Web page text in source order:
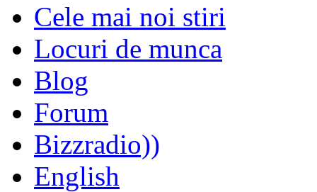
Cele mai noi stiri
Locuri de munca
Blog
Forum
Bizzradio))
English